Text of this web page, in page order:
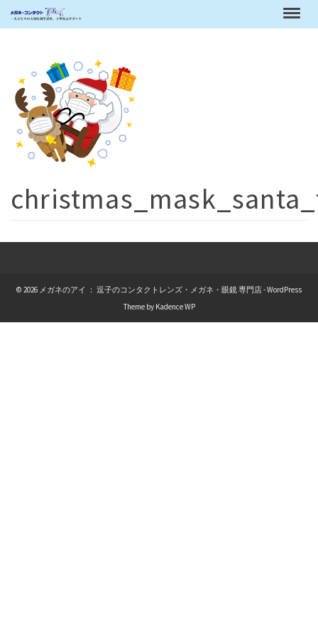
© 2026 メガネのアイ ： 逗子のコンタクトレンズ・メガネ・眼鏡 専門店 - WordPress
Theme by Kadence WP